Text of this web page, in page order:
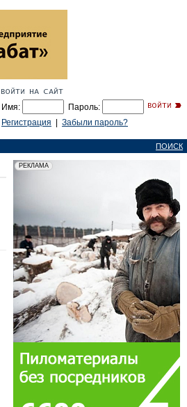
Имя:
Пароль:
Регистрация
Забыли пароль?
ПОИСК